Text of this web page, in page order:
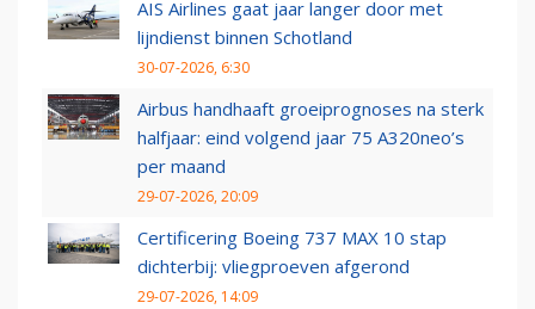
AIS Airlines gaat jaar langer door met
lijndienst binnen Schotland
30-07-2026, 6:30
Airbus handhaaft groeiprognoses na sterk
halfjaar: eind volgend jaar 75 A320neo’s
per maand
29-07-2026, 20:09
Certificering Boeing 737 MAX 10 stap
dichterbij: vliegproeven afgerond
29-07-2026, 14:09